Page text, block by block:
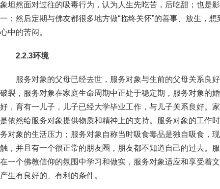
象坦然面对过往的吸毒行为，认为人生先吃苦，后吃甜；也是
一；然后定期与佛友都很多地方做“临终关怀”的善事、放生，
心中的苦闷。
2.2.3环境
服务对象的父母已经去世，服务对象与生前的父母关系良
破裂，服务对象在家庭生命周期中正处于稳定期，服务对象的
好，育有一儿子，儿子已经大学毕业工作，与儿子关系良好。
是依然给服务对象提供物质和精神上的支持。服务对象的工作
务对象的生活压力；服务对象自称当时吸食毒品是独自吸食，
触，并且有一个很正常的朋友圈，朋友都不知道自己的过去。
在一个佛教信仰的氛围中学习和做实，服务对象适应和享受着
产生有良好的、有利的条件。